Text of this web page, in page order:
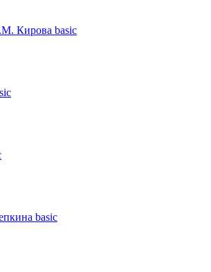
Кирова basic
basic